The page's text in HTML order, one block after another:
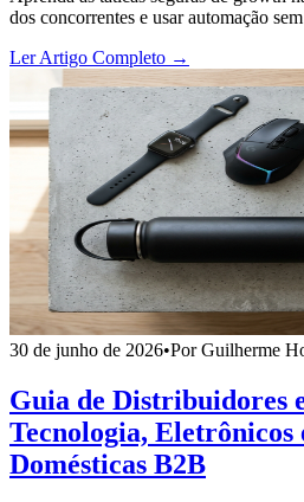
dos concorrentes e usar automação
Ler Artigo Completo →
30 de junho de 2026•Por Guilherme
Guia de Distribuidores
Tecnologia, Eletrônicos
Domésticas B2B